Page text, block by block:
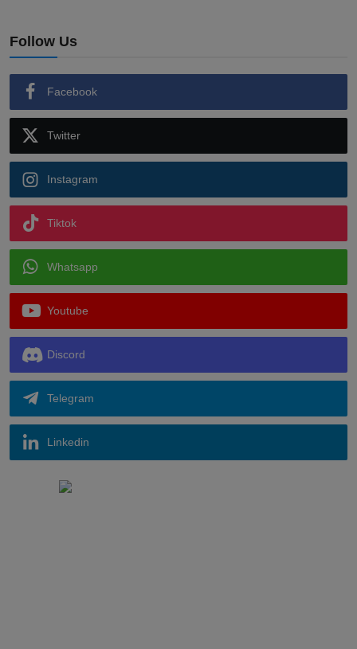
Follow Us
Facebook
Twitter
Instagram
Tiktok
Whatsapp
Youtube
Discord
Telegram
Linkedin